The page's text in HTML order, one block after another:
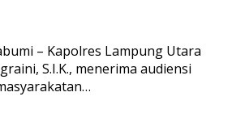
– Kapolres Lampung Utara
S.I.K., menerima audiensi